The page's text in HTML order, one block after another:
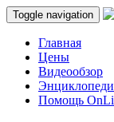
Toggle navigation
Главная
Цены
Видеообзор
Помощь